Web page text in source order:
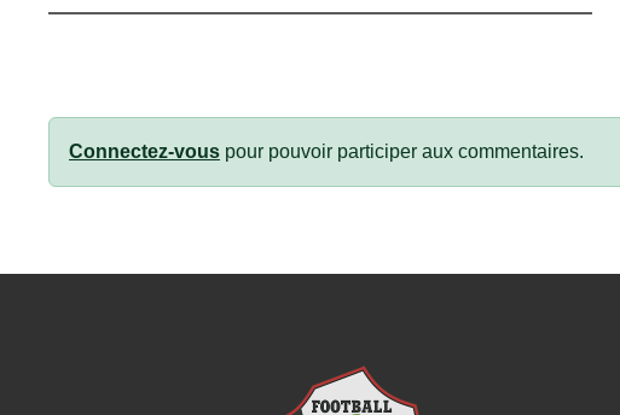
Connectez-vous pour pouvoir participer aux commentaires.